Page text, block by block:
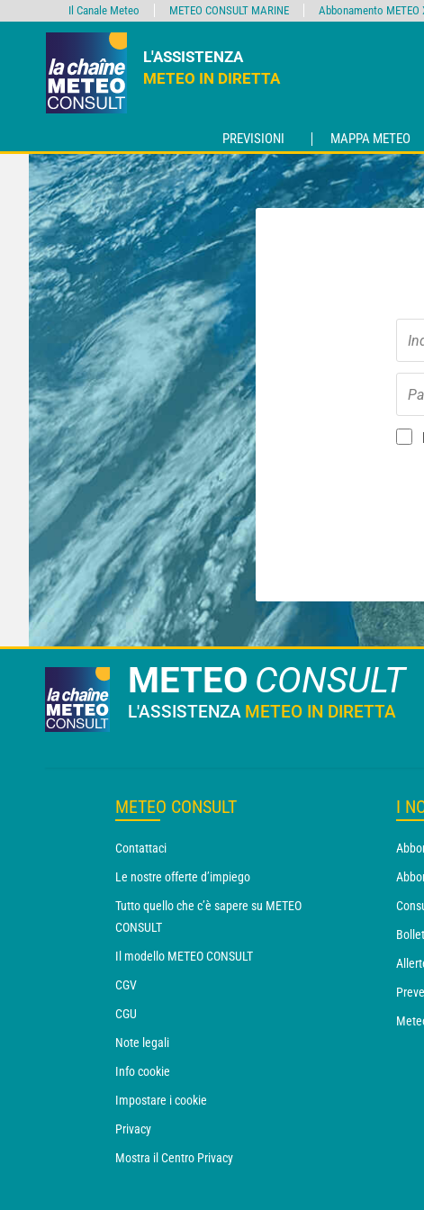
L'ASSISTENZA
METEO IN DIRETTA
PREVISIONI MAPPA METEO
METEO CONSULT
L'ASSISTENZA METEO IN DIRETTA
METEO CONSULT
Contattaci
Le nostre offerte d’impiego
Tutto quello che c’è sapere su METEO
CONSULT
Il modello METEO CONSULT
CGV
CGU
Note legali
Info cookie
Impostare i cookie
Privacy
Mostra il Centro Privacy
I
Il Canale Meteo METEO CONSULT MARINE Abbonamento METEO